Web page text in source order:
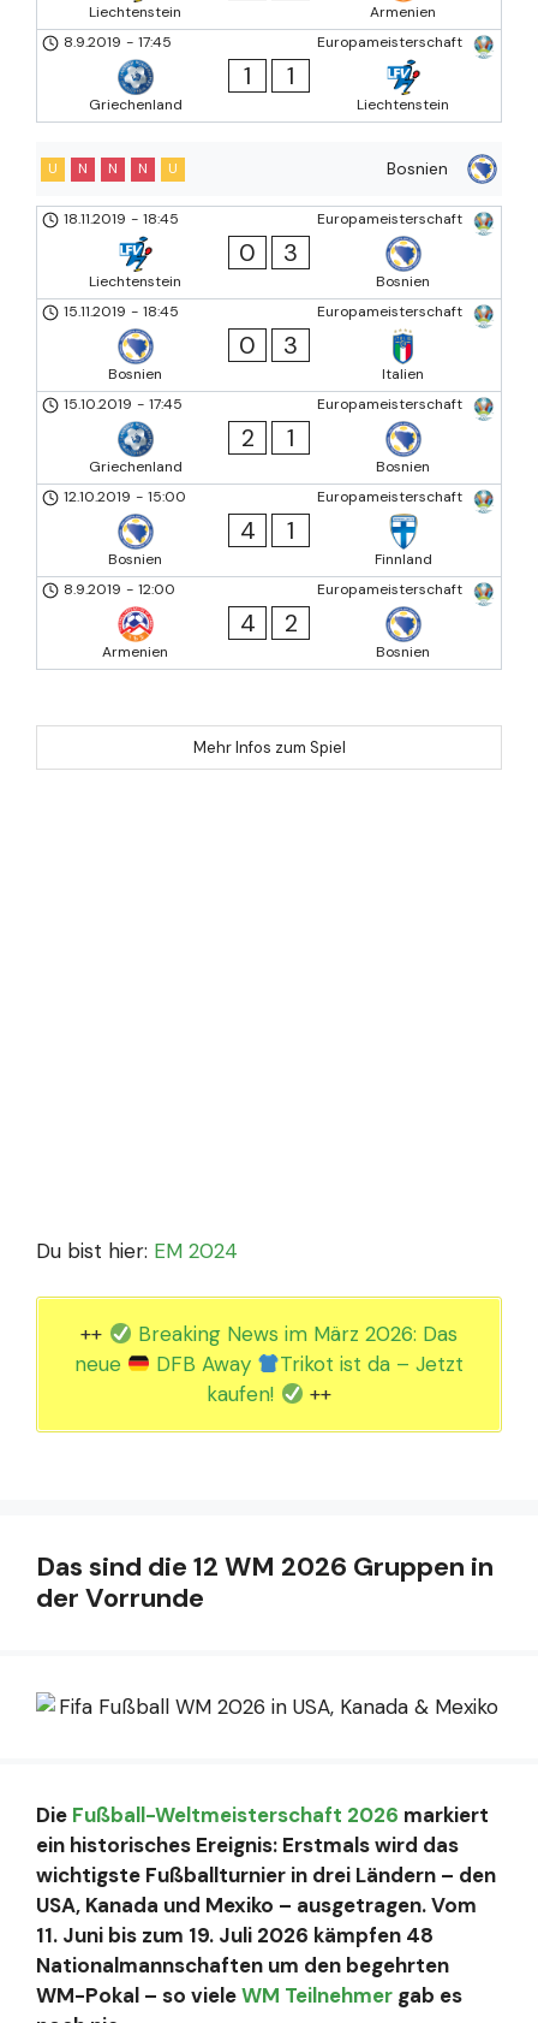
Liechtenstein
Armenien
Europameisterschaft
8.9.2019 - 17:45
Griechenland
1 1
Liechtenstein
Bosnien
U N N N U
Europameisterschaft
18.11.2019 - 18:45
Liechtenstein
0 3
Bosnien
Europameisterschaft
15.11.2019 - 18:45
Bosnien
0 3
Italien
Europameisterschaft
15.10.2019 - 17:45
Griechenland
2 1
Bosnien
Europameisterschaft
12.10.2019 - 15:00
Bosnien
4 1
Finnland
Europameisterschaft
8.9.2019 - 12:00
Armenien
4 2
Bosnien
Mehr Infos zum Spiel
Du bist hier: EM 2024
++
Breaking News im März 2026: Das
neue
DFB Away
Trikot ist da – Jetzt
kaufen!
++
Das sind die 12 WM 2026 Gruppen in
der Vorrunde
Die Fußball-Weltmeisterschaft 2026 markiert
ein historisches Ereignis: Erstmals wird das
wichtigste Fußballturnier in drei Ländern – den
USA, Kanada und Mexiko – ausgetragen. Vom
11. Juni bis zum 19. Juli 2026 kämpfen 48
Nationalmannschaften um den begehrten
WM-Pokal – so vieleWM Teilnehmer gab es